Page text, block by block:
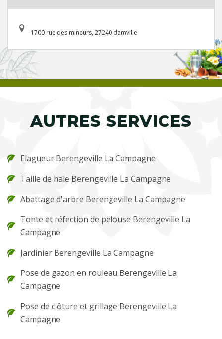
1700 rue des mineurs, 27240 damville
AUTRES SERVICES
Elagueur Berengeville La Campagne
Taille de haie Berengeville La Campagne
Abattage d'arbre Berengeville La Campagne
Tonte et réfection de pelouse Berengeville La
Campagne
Jardinier Berengeville La Campagne
Pose de gazon en rouleau Berengeville La
Campagne
Pose de clôture et grillage Berengeville La
Campagne